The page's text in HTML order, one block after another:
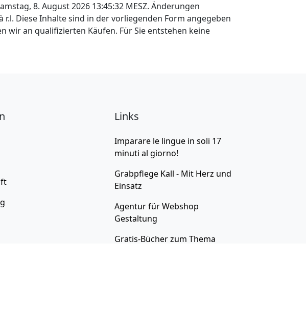
8. August 2026 13:45:32 MESZ. Änderungen
Diese Inhalte sind in der vorliegenden Form angegeben
wir an qualifizierten Käufen. Für Sie entstehen keine
Links
Imparare le lingue in soli 17
minuti al giorno!
Grabpflege Kall - Mit Herz und
Einsatz
Agentur fürWebshop
Gestaltung
Gratis-Bücher zum Thema